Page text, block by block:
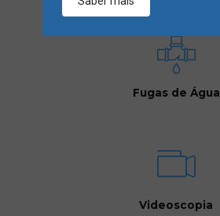
Fugas de Água
Videoscopia